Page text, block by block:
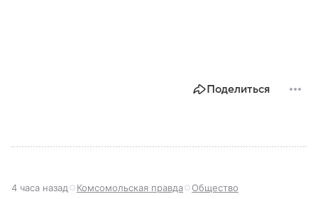
Поделиться
4 часа назад Комсомольская правда Общество